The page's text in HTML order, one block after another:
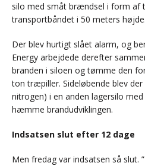
silo med småt brændsel i form af
transportbåndet i 50 meters højde.
Der blev hurtigt slået alarm, og
Energy arbejdede derefter
branden i siloen og tømme den
ton træpiller. Sideløbende blev
nitrogen) i en anden lagersilo
hæmme brandudviklingen.
Indsatsen slut efter 12 dage
Men fredag var indsatsen så slut.